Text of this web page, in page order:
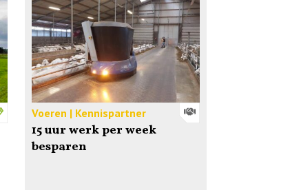
Voeren | Kennispartner
15 uur werk per week
besparen